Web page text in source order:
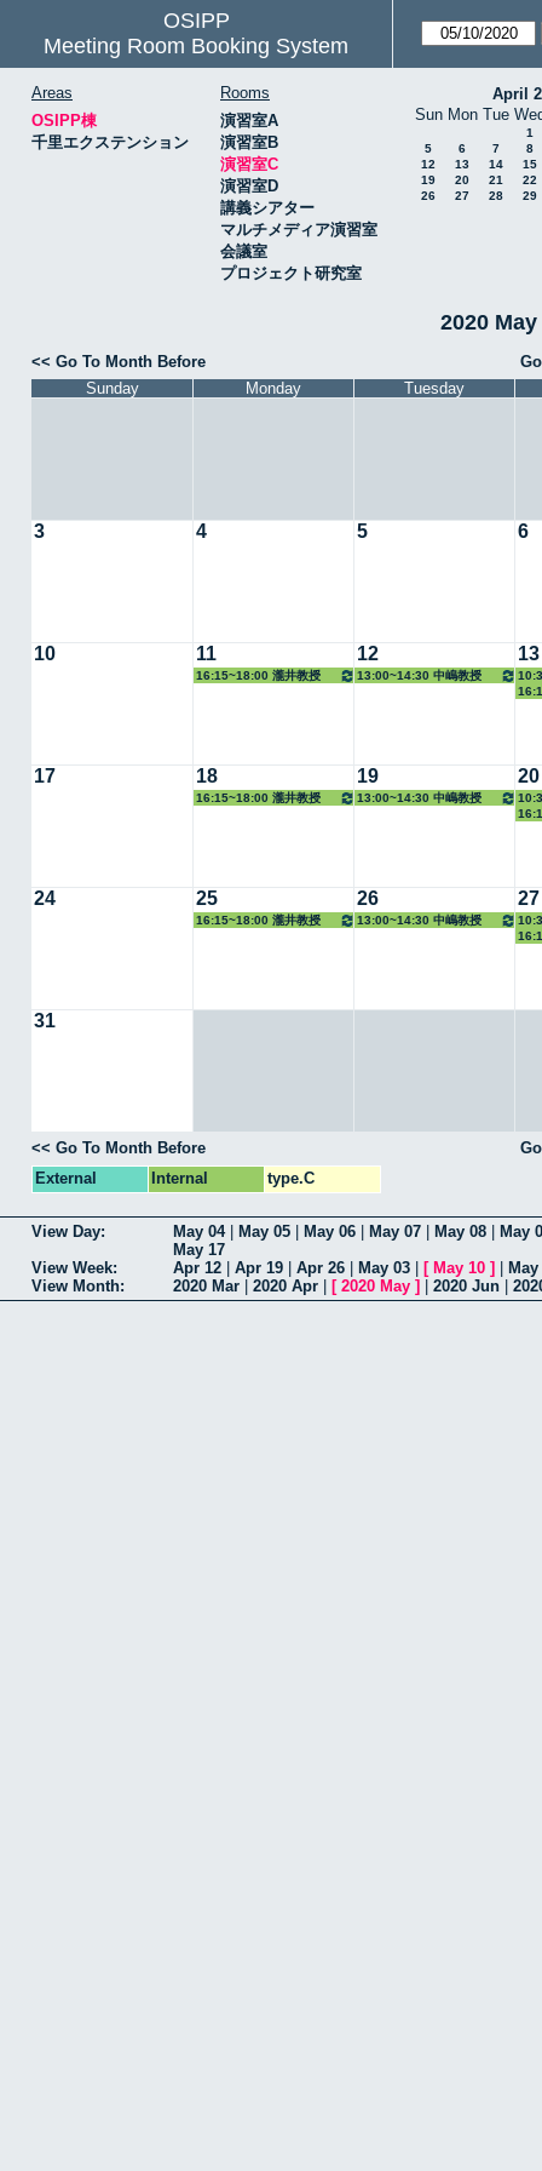
OSIPP
Meeting Room Booking System
Areas
OSIPP棟
千里エクステンション
Rooms
演習室A
演習室B
演習室C
演習室D
講義シアター
マルチメディア演習室
会議室
プロジェクト研究室
April
Sun Mon Tue
1
5
6 7
8
12
13 14
15
19
20 21
22
26
27 28 29
2020
<< Go To Month Before
Sunday
Monday Tuesday
3 4 5 6
10 11
16:15~18:00 瀧井教授
12
13:00~14:30 中嶋教授
13
17 18
16:15~18:00 瀧井教授
19
13:00~14:30 中嶋教授
20
24 25
16:15~18:00 瀧井教授
26
13:00~14:30 中嶋教授
27
31
<< Go To Month Before
External
Internal type.C
View Day: May 04| May 05 May 06 May 07 May 08
May
May 17
View Week:
Apr 12 Apr 19 Apr 26 May 03 [ May 10 ]
View Month:
2020 Mar 2020 Apr [ 2020 May ] 2020 Jun